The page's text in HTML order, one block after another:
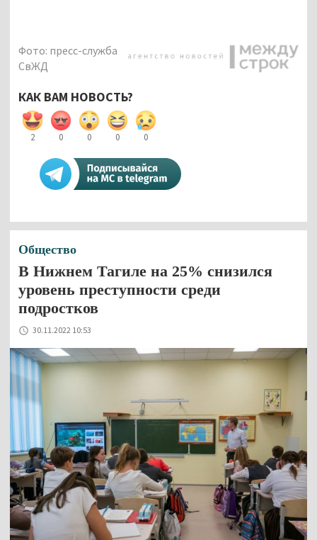
Фото: пресс-служба
СвЖД
КАК ВАМ НОВОСТЬ?
2 0 0 0 0
Общество
В Нижнем Тагиле на 25% снизился
уровень преступности среди
подростков
30.11.2022 10:53